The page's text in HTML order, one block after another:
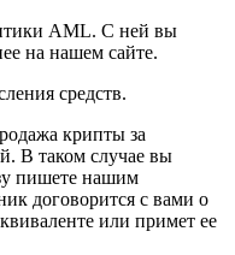
AML. С ней вы
на нашем сайте.
средств.
крипты за
В таком случае вы
пишете нашим
договорится с вами о
или примет ее